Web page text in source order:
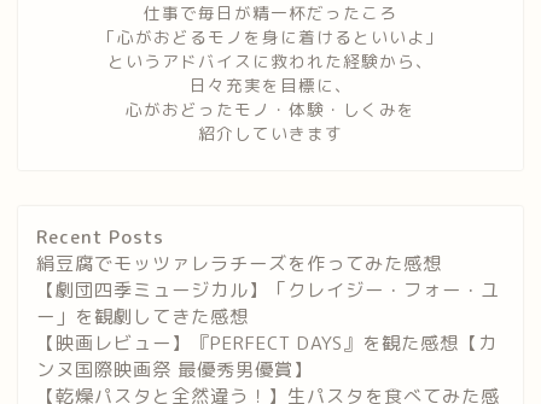
仕事で毎日が精一杯だったころ
「心がおどるモノを身に着けるといいよ」
というアドバイスに救われた経験から、
日々充実を目標に、
心がおどったモノ・体験・しくみを
紹介していきます
Recent Posts
絹豆腐でモッツァレラチーズを作ってみた感想
【劇団四季ミュージカル】「クレイジー・フォー・ユ
ー」を観劇してきた感想
【映画レビュー】『PERFECT DAYS』を観た感想【カ
ンヌ国際映画祭 最優秀男優賞】
【乾燥パスタと全然違う！】生パスタを食べてみた感